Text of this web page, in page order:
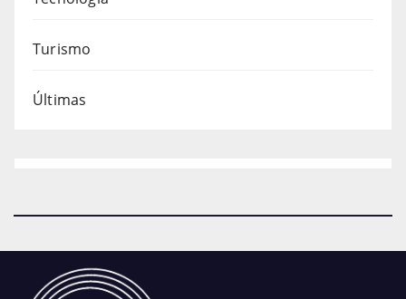
Turismo
Últimas